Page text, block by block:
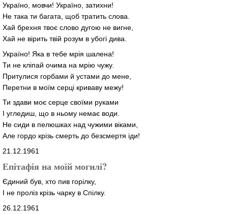
Україно, мовчи! Україно, затихни!
Не така ти багата, щоб тратить слова.
Хай брехня твоє слово дугою не вигне,
Хай не вірить твій розум в убогі дива.
Україно! Яка в тебе мрія шалена!
Ти не кліпай очима на мрію чужу.
Притулися горбами й устами до мене,
Перетни в моїм серці криваву межу!
Ти здави моє серце своїми руками
І угледиш, що в ньому немає води.
Не сиди в пелюшках над чужими віками,
Але гордо крізь смерть до безсмертя іди!
21.12.1961
Епітафія на моїй могилі?
Єдиний був, хто пив горілку,
І не проліз крізь чарку в Спілку.
26.12.1961